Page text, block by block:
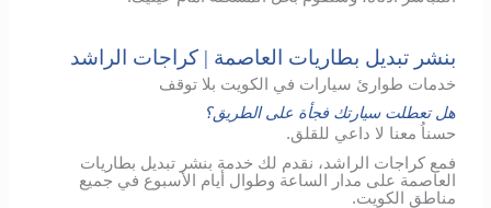
بنشر تبديل بطاريات العاصمة | كراجات الراشد
خدمات طوارئ سيارات في الكويت بلا توقف
هل تعطلت سيارتك فجأة على الطريق؟
حسناُ معنا لا داعي للقلق.
فمع كراجات الراشد، نقدم لك خدمة بنشر تبديل بطاريات
العاصمة على مدار الساعة وطوال أيام الأسبوع في جميع
مناطق الكويت.